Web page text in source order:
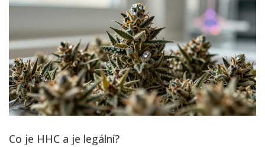
Co je HHC a je legální?